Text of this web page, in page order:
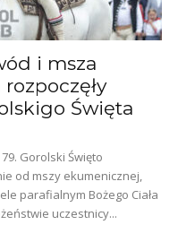
i msza
Święta
Gorolski Święto
od mszy ekumenicznej,
parafialnym Bożego Ciała
uczestnicy...